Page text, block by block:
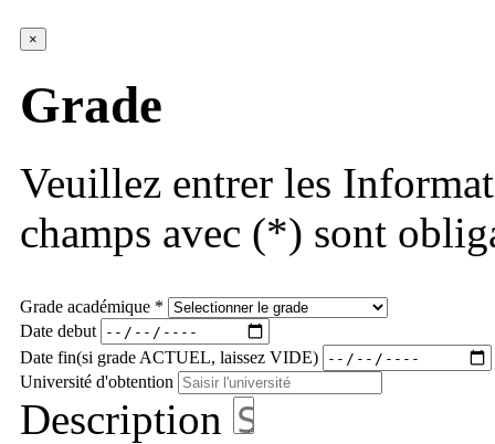
×
Grade
Veuillez entrer les
champs avec (*) sont
Grade académique *
Date debut
Date fin(si grade ACTUEL, laissez VIDE)
Université d'obtention
Description